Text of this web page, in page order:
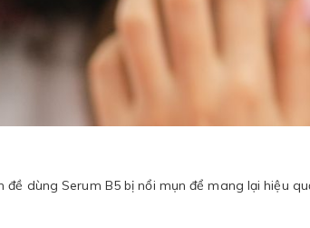
dùng Serum B5 bị nổi mụn để mang lại hiệu